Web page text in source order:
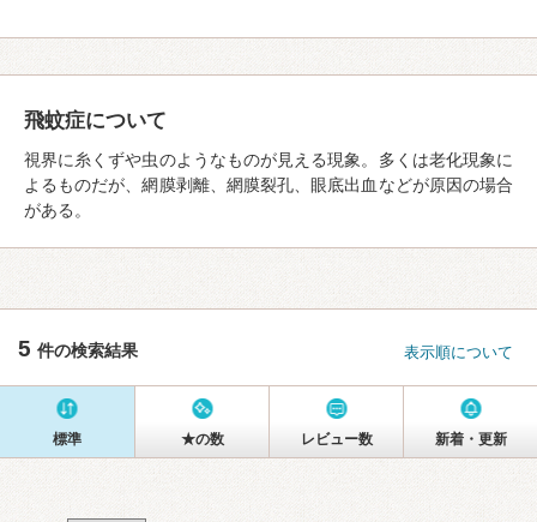
飛蚊症について
視界に糸くずや虫のようなものが見える現象。多くは老化現象に
よるものだが、網膜剥離、網膜裂孔、眼底出血などが原因の場合
がある。
5 件の検索結果 表示順について
標準 ★の数 レビュー数 新着・更新